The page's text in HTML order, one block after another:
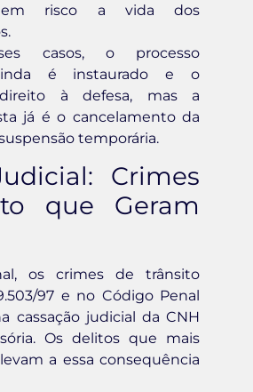
em risco a vida dos
casos, o processo
é instaurado e o
à defesa, mas a
já é o cancelamento da
temporária.
Crimes
que Geram
os crimes de trânsito
97 e no Código Penal
cassação judicial da CNH
Os delitos que mais
a essa consequência